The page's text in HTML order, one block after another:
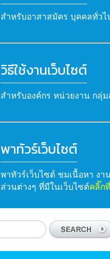
สำหรับอาสาสมัคร บุคคลทั่วไ
วิธีใช้งานเว็บไซต์
สำหรับองค์กร หน่วยงาน กลุ่
พาทัวร์เว็บไซต์
พาทัวร์เว็บไซต์ ชมเนื้อหา งา
ส่วนต่างๆ ที่มีในเว็บไซต์คลิ๊ก